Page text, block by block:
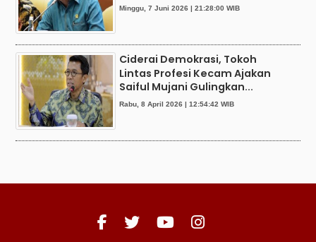
Minggu, 7 Juni 2026 | 21:28:00 WIB
Ciderai Demokrasi, Tokoh
Lintas Profesi Kecam Ajakan
Saiful Mujani Gulingkan...
Rabu, 8 April 2026 | 12:54:42 WIB